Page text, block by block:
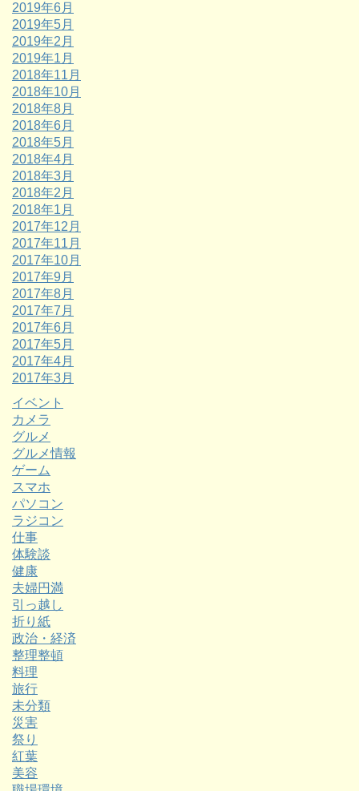
2019年6月
2019年5月
2019年2月
2019年1月
2018年11月
2018年10月
2018年8月
2018年6月
2018年5月
2018年4月
2018年3月
2018年2月
2018年1月
2017年12月
2017年11月
2017年10月
2017年9月
2017年8月
2017年7月
2017年6月
2017年5月
2017年4月
2017年3月
イベント
カメラ
グルメ
グルメ情報
ゲーム
スマホ
パソコン
ラジコン
仕事
体験談
健康
夫婦円満
引っ越し
折り紙
政治・経済
整理整頓
料理
旅行
未分類
災害
祭り
紅葉
美容